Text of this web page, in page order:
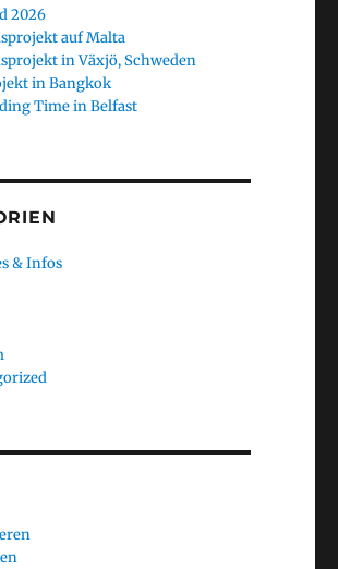
2026
auf Malta
in Växjö, Schweden
in Bangkok
Time in Belfast
& Infos